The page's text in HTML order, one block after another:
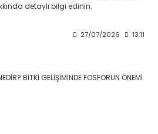
detaylı bilgi edinin.
27/07/2026 13:11